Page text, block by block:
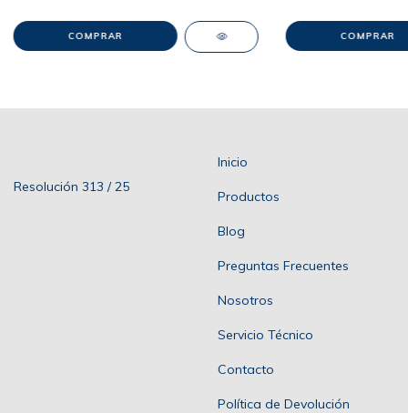
Resolución 313 / 25
Inicio
Productos
Blog
Preguntas Frecuentes
Nosotros
Servicio Técnico
Contacto
Política de Devolución